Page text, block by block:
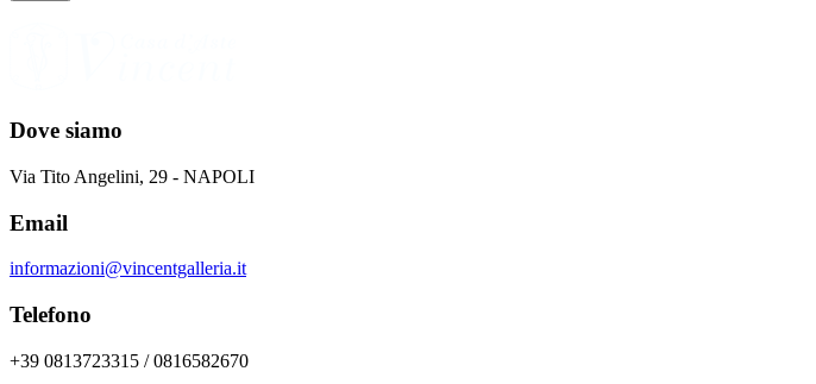
Dove siamo
Via Tito Angelini, 29 - NAPOLI
Email
informazioni@vincentgalleria.it
Telefono
+39 0813723315 / 0816582670